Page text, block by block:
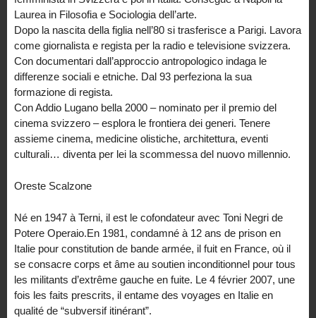
Laurea in Filosofia e Sociologia dell’arte.
Dopo la nascita della figlia nell’80 si trasferisce a Parigi. Lavora
come giornalista e regista per la radio e televisione svizzera.
Con documentari dall’approccio antropologico indaga le
differenze sociali e etniche. Dal 93 perfeziona la sua
formazione di regista.
Con Addio Lugano bella 2000 – nominato per il premio del
cinema svizzero – esplora le frontiera dei generi. Tenere
assieme cinema, medicine olistiche, architettura, eventi
culturali… diventa per lei la scommessa del nuovo millennio.
Oreste Scalzone
Né en 1947 à Terni, il est le cofondateur avec Toni Negri de
Potere Operaio.En 1981, condamné à 12 ans de prison en
Italie pour constitution de bande armée, il fuit en France, où il
se consacre corps et âme au soutien inconditionnel pour tous
les militants d’extrême gauche en fuite. Le 4 février 2007, une
fois les faits prescrits, il entame des voyages en Italie en
qualité de “subversif itinérant”.